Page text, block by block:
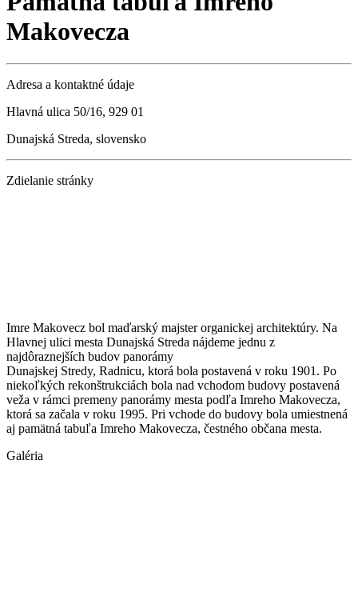
Makovecza
Adresa a kontaktné údaje
Hlavná ulica 50/16, 929 01
Dunajská Streda, slovensko
Zdielanie stránky
Imre Makovecz bol maďarský majster organickej architektúry. Na
Hlavnej ulici mesta Dunajská Streda nájdeme jednu z
najdôraznejších budov panorámy
Dunajskej Stredy, Radnicu, ktorá bola postavená v roku 1901. Po
niekoľkých rekonštrukciách bola nad vchodom budovy postavená
veža v rámci premeny panorámy mesta podľa Imreho Makovecza,
ktorá sa začala v roku 1995. Pri vchode do budovy bola umiestnená
aj pamätná tabuľa Imreho Makovecza, čestného občana mesta.
Galéria